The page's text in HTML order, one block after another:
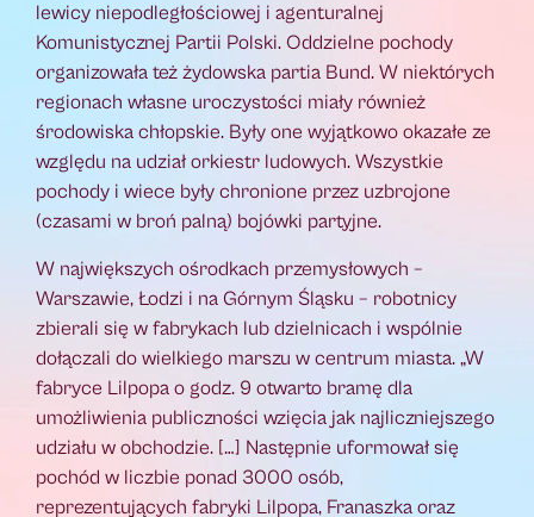
lewicy niepodległościowej i agenturalnej
Komunistycznej Partii Polski. Oddzielne pochody
organizowała też żydowska partia Bund. W niektórych
regionach własne uroczystości miały również
środowiska chłopskie. Były one wyjątkowo okazałe ze
względu na udział orkiestr ludowych. Wszystkie
pochody i wiece były chronione przez uzbrojone
(czasami w broń palną) bojówki partyjne.
W największych ośrodkach przemysłowych –
Warszawie, Łodzi i na Górnym Śląsku – robotnicy
zbierali się w fabrykach lub dzielnicach i wspólnie
dołączali do wielkiego marszu w centrum miasta. „W
fabryce Lilpopa o godz. 9 otwarto bramę dla
umożliwienia publiczności wzięcia jak najliczniejszego
udziału w obchodzie. […] Następnie uformował się
pochód w liczbie ponad 3000 osób,
reprezentujących fabryki Lilpopa, Franaszka oraz